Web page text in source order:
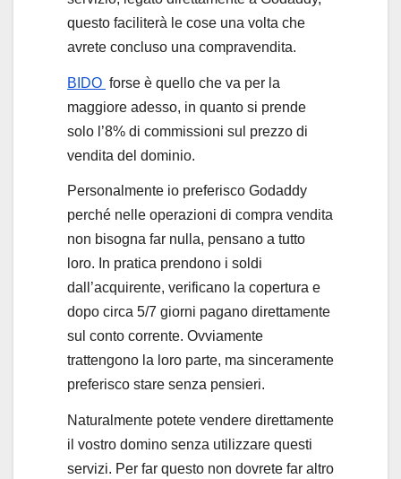
questo faciliterà le cose una volta che
avrete concluso una compravendita.
BIDO forse è quello che va per la
maggiore adesso, in quanto si prende
solo l’8% di commissioni sul prezzo di
vendita del dominio.
Personalmente io preferisco Godaddy
perché nelle operazioni di compra vendita
non bisogna far nulla, pensano a tutto
loro. In pratica prendono i soldi
dall’acquirente, verificano la copertura e
dopo circa 5/7 giorni pagano direttamente
sul conto corrente. Ovviamente
trattengono la loro parte, ma sinceramente
preferisco stare senza pensieri.
Naturalmente potete vendere direttamente
il vostro domino senza utilizzare questi
servizi. Per far questo non dovrete far altro